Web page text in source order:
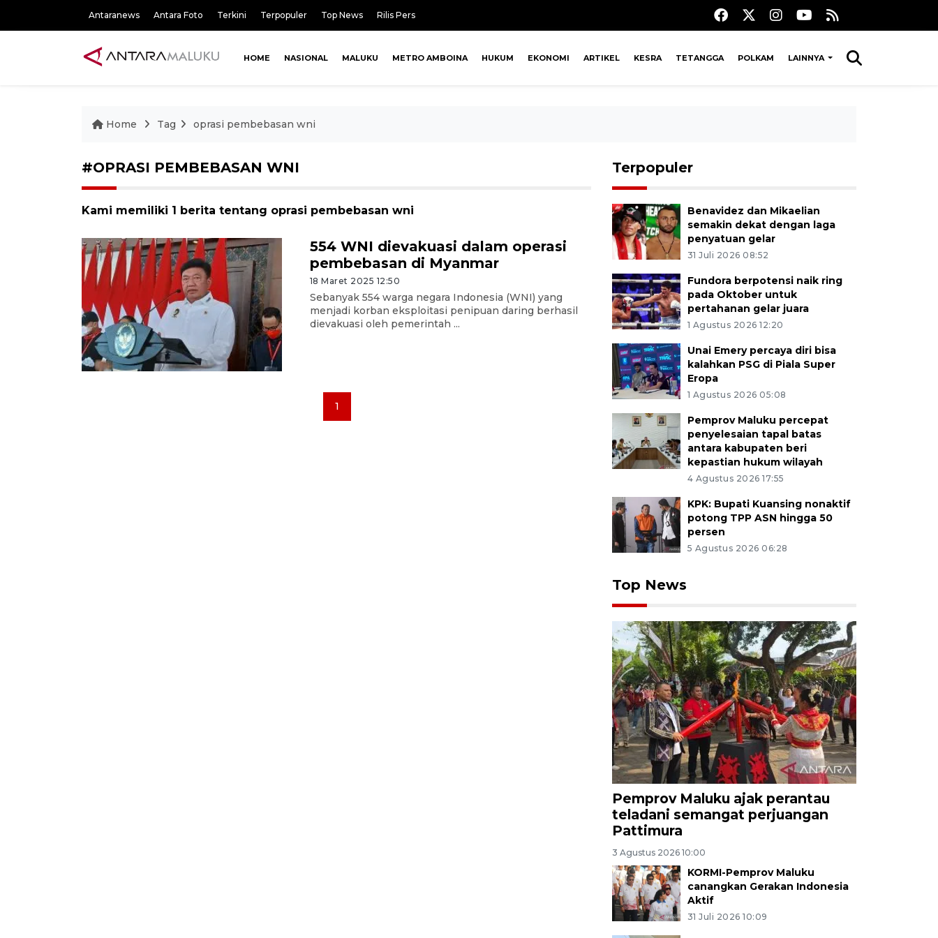
Antaranews Antara Foto Terkini Terpopuler Top News Rilis Pers
HOME NASIONAL MALUKU METRO AMBOINA HUKUM EKONOMI ARTIKEL KESRA TETANGGA POLKAM LAINNYA
Home Tag oprasi pembebasan wni
#OPRASI PEMBEBASAN WNI
Kami memiliki 1 berita tentang oprasi pembebasan wni
554 WNI dievakuasi dalam operasi
pembebasan di Myanmar
18 Maret 2025 12:50
Sebanyak 554 warga negara Indonesia (WNI) yang
menjadi korban eksploitasi penipuan daring berhasil
dievakuasi oleh pemerintah ...
1
Terpopuler
Benavidez dan Mikaelian
semakin dekat dengan laga
penyatuan gelar
31 Juli 2026 08:52
Fundora berpotensi naik ring
pada Oktober untuk
pertahanan gelar juara
1 Agustus 2026 12:20
Unai Emery percaya diri bisa
kalahkan PSG di Piala Super
Eropa
1 Agustus 2026 05:08
Pemprov Maluku percepat
penyelesaian tapal batas
antara kabupaten beri
kepastian hukum wilayah
4 Agustus 2026 17:55
KPK: Bupati Kuansing nonaktif
potong TPP ASN hingga 50
persen
5 Agustus 2026 06:28
Top News
Pemprov Maluku ajak perantau
teladani semangat perjuangan
Pattimura
3 Agustus 2026 10:00
KORMI-Pemprov Maluku
canangkan Gerakan Indonesia
Aktif
31 Juli 2026 10:09